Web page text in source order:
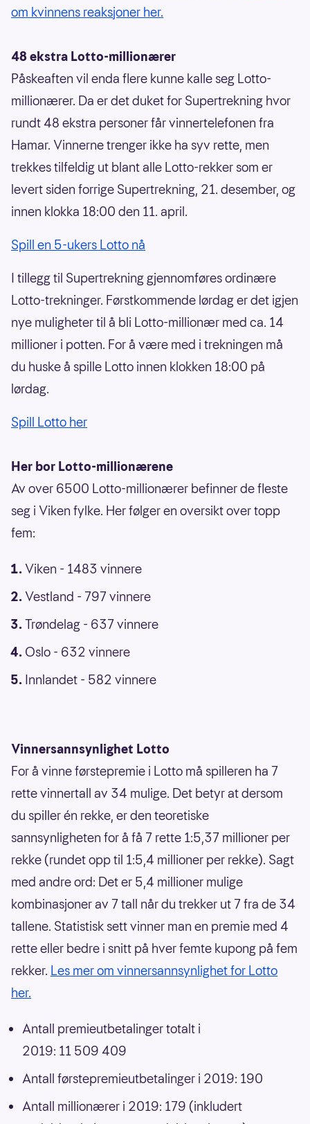
om kvinnens reaksjoner her.
48 ekstra Lotto-millionærer
Påskeaften vil enda flere kunne kalle seg Lotto-
millionærer. Da er det duket for Supertrekning hvor
rundt 48 ekstra personer får vinnertelefonen fra
Hamar. Vinnerne trenger ikke ha syv rette, men
trekkes tilfeldig ut blant alle Lotto-rekker som er
levert siden forrige Supertrekning, 21. desember, og
innen klokka 18:00 den 11. april.
Spill en 5-ukers Lotto nå
I tillegg til Supertrekning gjennomføres ordinære
Lotto-trekninger. Førstkommende lørdag er det igjen
nye muligheter til å bli Lotto-millionær med ca. 14
millioner i potten. For å være med i trekningen må
du huske å spille Lotto innen klokken 18:00 på
lørdag.
Spill Lotto her
Her bor Lotto-millionærene
Av over 6500 Lotto-millionærer befinner de fleste
seg i Viken fylke. Her følger en oversikt over topp
fem:
Viken - 1483 vinnere
Vestland - 797 vinnere
Trøndelag - 637 vinnere
Oslo - 632 vinnere
Innlandet - 582 vinnere
Vinnersannsynlighet Lotto
For å vinne førstepremie i Lotto må spilleren ha 7
rette vinnertall av 34 mulige. Det betyr at dersom
du spiller én rekke, er den teoretiske
sannsynligheten for å få 7 rette 1:5,37 millioner per
rekke (rundet opp til 1:5,4 millioner per rekke). Sagt
med andre ord: Det er 5,4 millioner mulige
kombinasjoner av 7 tall når du trekker ut 7 fra de 34
tallene. Statistisk sett vinner man en premie med 4
rette eller bedre i snitt på hver femte kupong på fem
rekker. Les mer om vinnersannsynlighet for Lotto
her.
Antall premieutbetalinger totalt i
2019: 11 509 409
Antall førstepremieutbetalinger i 2019: 190
Antall millionærer i 2019: 179 (inkludert